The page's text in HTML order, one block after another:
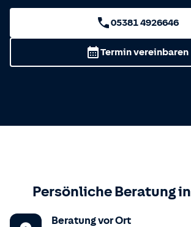
05381 4926646
Termin vereinbaren
Persönliche Beratung in
Beratung vor Ort